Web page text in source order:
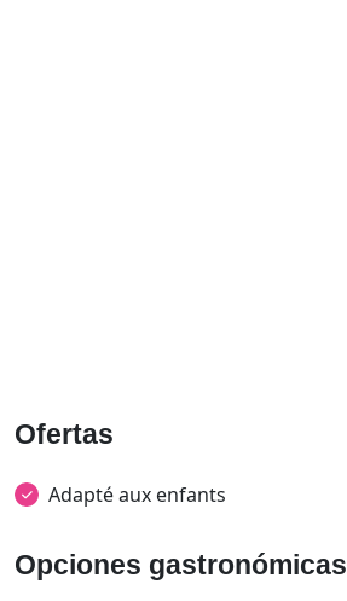
Ofertas
Adapté aux enfants
Opciones gastronómicas